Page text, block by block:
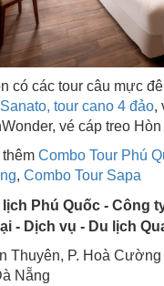
có các tour câu mực
tour cano 4 đảo,
vé cáp treo
thêmCombo Tour Phú
,Combo Tour Sapa
Phú Quốc - Công
- Dịch vụ - Du lịch
Thuyên, P. Hoà Cường
Nẵng